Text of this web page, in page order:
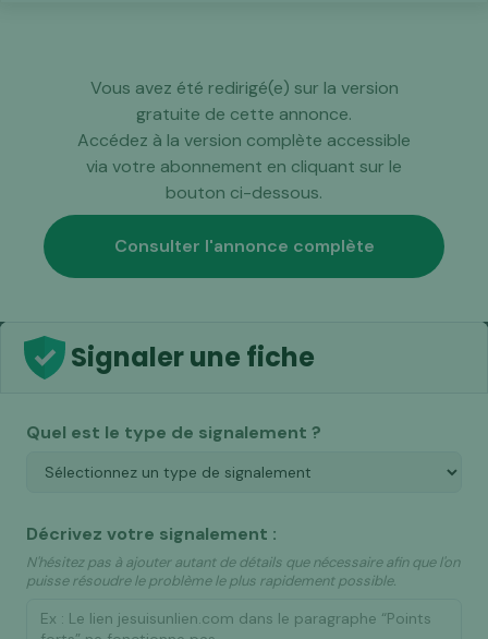
Vous avez été redirigé(e) sur la version
gratuite de cette annonce.
Accédez à la version complète accessible
via votre abonnement en cliquant sur le
bouton ci-dessous.
Consulter l'annonce complète
Signaler une fiche
Quel est le type de signalement ?
Décrivez votre signalement :
N'hésitez pas à ajouter autant de détails que nécessaire afin que l'on
puisse résoudre le problème le plus rapidement possible.